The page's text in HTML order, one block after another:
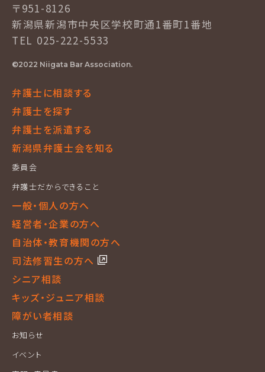
〒951-8126
新潟県新潟市中央区学校町通1番町1番地
TEL 025-222-5533
©2022 Niigata Bar Association.
弁護士に相談する
弁護士を探す
弁護士を派遣する
新潟県弁護士会を知る
委員会
弁護士だからできること
一般・個人の方へ
経営者・企業の方へ
自治体・教育機関の方へ
司法修習生の方へ
シニア相談
キッズ・ジュニア相談
障がい者相談
お知らせ
イベント